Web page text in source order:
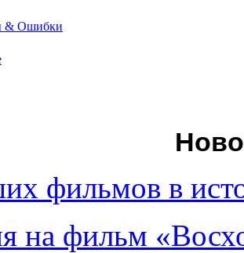
& Ошибки
фильмов в
на фильм